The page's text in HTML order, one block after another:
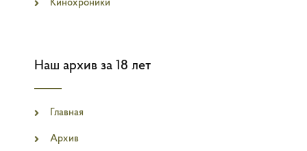
Кинохроники
Наш архив за 18 лет
Главная
Архив